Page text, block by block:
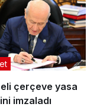
çerçeve yasa
imzaladı